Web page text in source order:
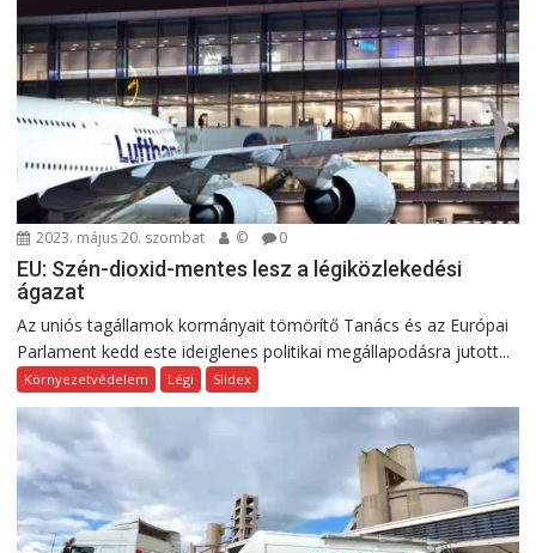
2023. május 20. szombat © 0
EU: Szén-dioxid-mentes lesz a légiközlekedési
ágazat
Az uniós tagállamok kormányait tömörítő Tanács és az Európai
Parlament kedd este ideiglenes politikai megállapodásra jutott...
Környezetvédelem Légi Slidex